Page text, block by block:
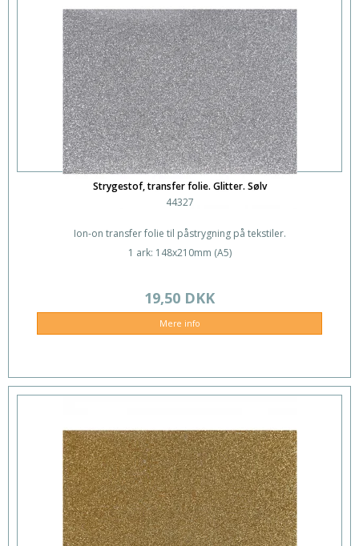
Strygestof, transfer folie. Glitter. Sølv
44327
Ion-on transfer folie til påstrygning på tekstiler.
1 ark: 148x210mm (A5)
19,50 DKK
Mere info